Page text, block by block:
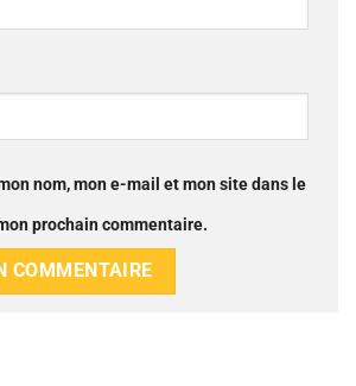
nom, mon e-mail et mon site dans le
prochain commentaire.